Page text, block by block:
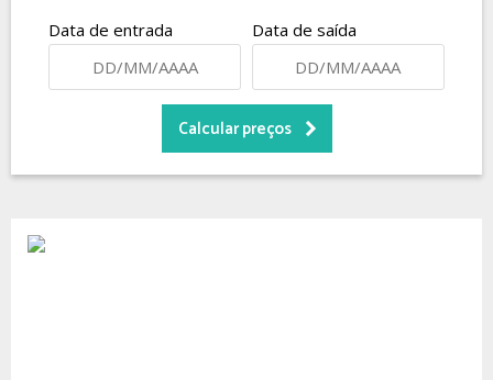
Data de entrada
Data de saída